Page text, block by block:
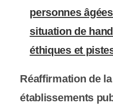
personnes
situation de
éthiques et
Réaffirmation de la
établissements